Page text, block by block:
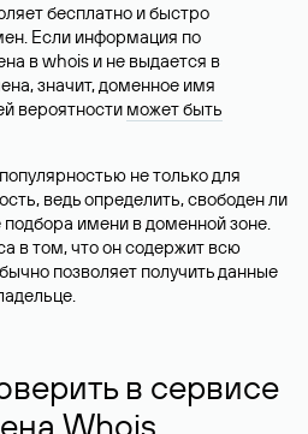
бесплатно и быстро
Если информация по
в whois и не выдается в
значит, доменное имя
вероятности может быть
не только для
ведь определить, свободен ли
имени в доменной зоне.
в том, что он содержит всю
позволяет получить данные
в сервисе
Whois